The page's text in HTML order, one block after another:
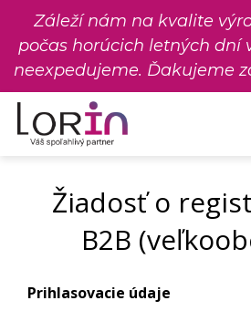
Záleží nám na kvalite
počas horúcich letných dní
neexpedujeme. Ďakujeme
Žiadosť o
B2B
Prihlasovacie údaje